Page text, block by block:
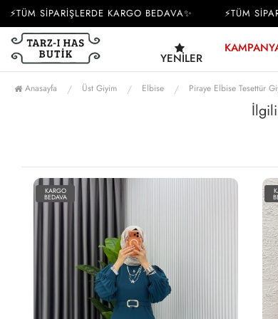
SİPARİŞLERDE KARGO BEDAVA✨ ⚡TÜM
YENILER
Anasayfa Üst Giyim Elbise Piraye Elbise Tesettür
KARGO
BEDAVA